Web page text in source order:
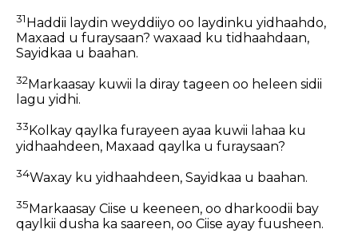
31Haddii laydin weyddiiyo oo laydinku yidhaahdo,
Maxaad u furaysaan? waxaad ku tidhaahdaan,
Sayidkaa u baahan.
32 Markaasay kuwii la diray tageen oo heleen sidii
lagu yidhi.
33 Kolkay qaylka furayeen ayaa kuwii lahaa ku
yidhaahdeen, Maxaad qaylka u furaysaan?
34Waxay ku yidhaahdeen, Sayidkaa u baahan.
35 Markaasay Ciise u keeneen, oo dharkoodii bay
qaylkii dusha ka saareen, oo Ciise ayay fuusheen.